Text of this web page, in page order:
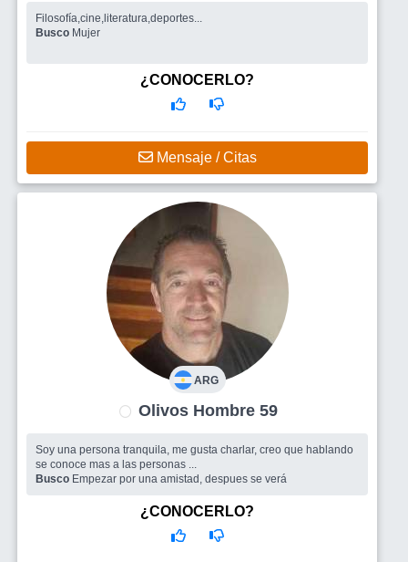
Filosofía,cine,literatura,deportes...
Busco Mujer
¿CONOCERLO?
Mensaje / Citas
ARG
Olivos Hombre 59
Soy una persona tranquila, me gusta charlar, creo que hablando
se conoce mas a las personas ...
Busco Empezar por una amistad, despues se verá
¿CONOCERLO?